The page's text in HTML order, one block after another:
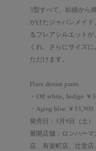
3型すべて、紡績から
がけたジャパンメイド
るフレアシルエット
くれ、さらにサイズ に
ただけます。
Flare denim pants
・Off w hite, Indigo ￥
・Aging blue ￥53,900
発売日： 5 月 9 日（土）
展開店舗 ： ロンハー
店、 有楽町店、辻堂店